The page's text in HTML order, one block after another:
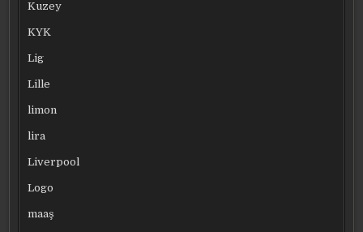
Kuzey
KYK
Lig
Lille
limon
lira
Liverpool
Logo
maaş